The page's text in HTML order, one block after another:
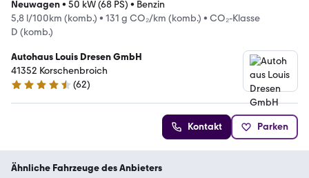
Neuwagen• 50 kW (68 PS) • Benzin
5,8 l/100km (komb.) • 131 g CO₂/km (komb.) • CO₂-Klasse
D (komb.)
Autohaus Louis Dresen GmbH
41352 Korschenbroich
4.6 Sterne
(62)
Kontakt Parken
Ähnliche Fahrzeuge des Anbieters